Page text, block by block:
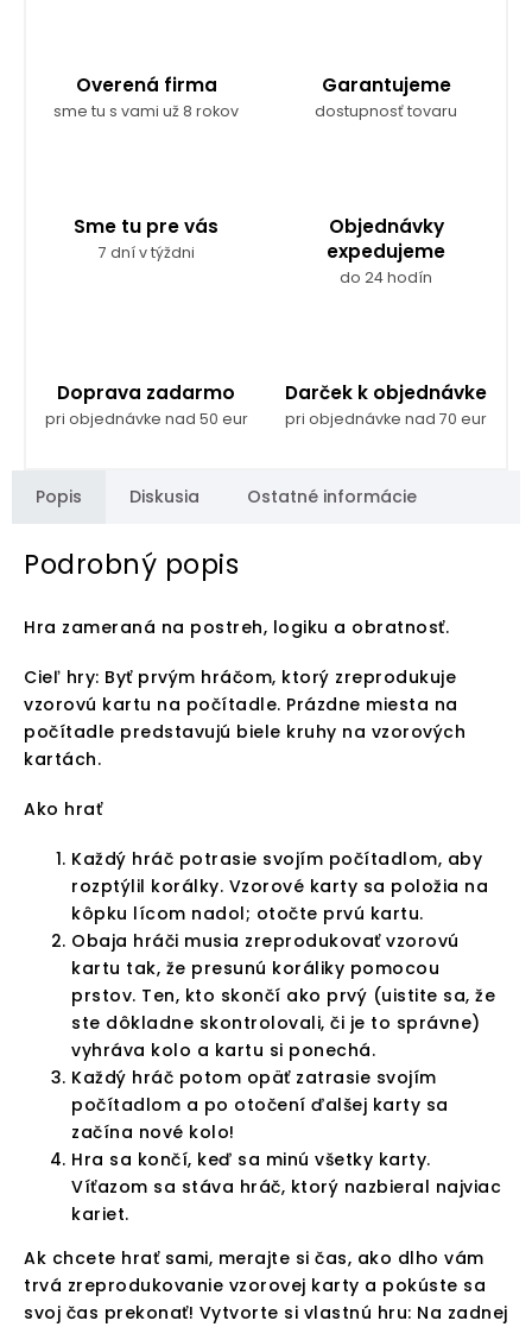
Overená firma
sme tu s vami už 8 rokov
Garantujeme
dostupnosť tovaru
Sme tu pre vás
7 dní v týždni
Objednávky
expedujeme
do 24 hodín
Doprava zadarmo
pri objednávke nad 50 eur
Darček k objednávke
pri objednávke nad 70 eur
Popis Diskusia Ostatné informácie
Podrobný popis
Hra zameraná na postreh, logiku a obratnosť.
Cieľ hry: Byť prvým hráčom, ktorý zreprodukuje
vzorovú kartu na počítadle. Prázdne miesta na
počítadle predstavujú biele kruhy na vzorových
kartách.
Ako hrať
Každý hráč potrasie svojím počítadlom, aby
rozptýlil korálky. Vzorové karty sa položia na
kôpku lícom nadol; otočte prvú kartu.
Obaja hráči musia zreprodukovať vzorovú
kartu tak, že presunú koráliky pomocou
prstov. Ten, kto skončí ako prvý (uistite sa, že
ste dôkladne skontrolovali, či je to správne)
vyhráva kolo a kartu si ponechá.
Každý hráč potom opäť zatrasie svojím
počítadlom a po otočení ďalšej karty sa
začína nové kolo!
Hra sa končí, keď sa minú všetky karty.
Víťazom sa stáva hráč, ktorý nazbieral najviac
kariet.
Ak chcete hrať sami, merajte si čas, ako dlho vám
trvá zreprodukovanie vzorovej karty a pokúste sa
svoj čas prekonať! Vytvorte si vlastnú hru: Na zadnej